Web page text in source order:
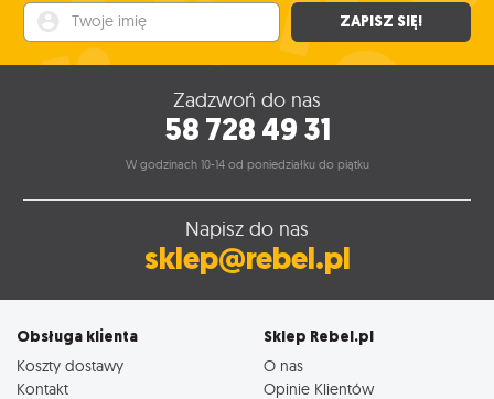
ZAPISZ SIĘ!
Zadzwoń do nas
58 728 49 31
W godzinach 10-14 od poniedziałku do piątku
Napisz do nas
sklep@rebel.pl
Obsługa klienta
Koszty dostawy
Kontakt
Sklep Rebel.pl
O nas
Opinie Klientów